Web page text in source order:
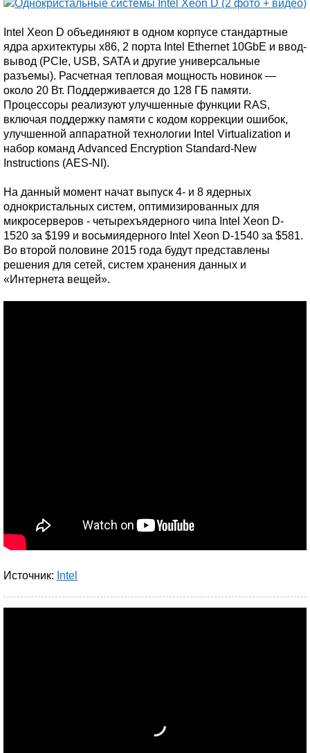
Intel Xeon D объединяют в одном корпусе стандартные
ядра архитектуры x86, 2 порта Intel Ethernet 10GbE и ввод-
вывод (PCIe, USB, SATA и другие универсальные
разъемы). Расчетная тепловая мощность новинок —
около 20 Вт. Поддерживается до 128 ГБ памяти.
Процессоры реализуют улучшенные функции RAS,
включая поддержку памяти с кодом коррекции ошибок,
улучшенной аппаратной технологии Intel Virtualization и
набор команд Advanced Encryption Standard-New
Instructions (AES-NI).
На данный момент начат выпуск 4- и 8 ядерных
однокристальных систем, оптимизированных для
микросерверов - четырехъядерного чипа Intel Xeon D-
1520 за $199 и восьмиядерного Intel Xeon D-1540 за $581.
Во второй половине 2015 года будут представлены
решения для сетей, систем хранения данных и
«Интернета вещей».
Источник: Intel